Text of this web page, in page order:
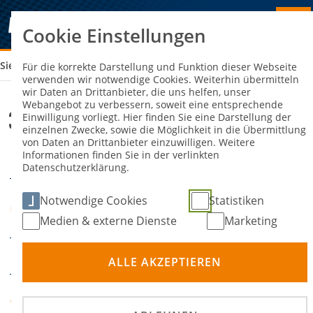
Sie sind hier: 30. ADAC / ACO AUTOMOBILSLALOM
30. ADAC / ACO Automobilslalom
DATUM 12. Juli 2026
ORT
Fahrsicherheitszentrum
Rheinberg
Slalom
VERANSTALTER
AC Oberhausen e.V. im
Cookie Einstellungen
Für die korrekte Darstellung und Funktion dieser Webseite
verwenden wir notwendige Cookies. Weiterhin übermitteln
wir Daten an Drittanbieter, die uns helfen, unser
Webangebot zu verbessern, soweit eine entsprechende
Einwilligung vorliegt. Hier finden Sie eine Darstellung der
einzelnen Zwecke, sowie die Möglichkeit in die Übermittlung
von Daten an Drittanbieter einzuwilligen. Weitere
Informationen finden Sie in der verlinkten
Datenschutzerklärung.
Notwendige Cookies
Statistiken
Medien & externe Dienste
Marketing
ALLE AKZEPTIEREN